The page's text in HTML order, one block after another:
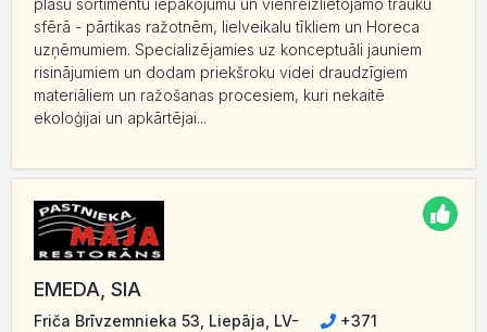
sfērā - pārtikas ražotnēm, lielveikalu tīkliem un Horeca
uzņēmumiem. Specializējamies uz konceptuāli jauniem
risinājumiem un dodam priekšroku videi draudzīgiem
materiāliem un ražošanas procesiem, kuri nekaitē
ekoloģijai un apkārtējai...
EMEDA, SIA
Friča Brīvzemnieka 53, Liepāja, LV-
+371